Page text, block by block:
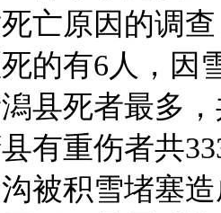
亡原因的调
的有6人，因
县死者最多
有重伤者共
被积雪堵塞